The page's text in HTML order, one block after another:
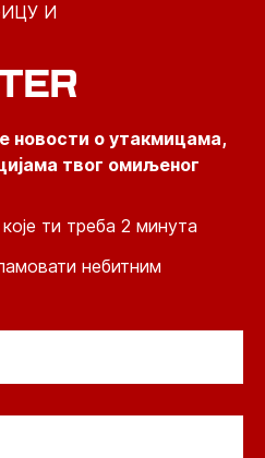
И
новости о утакмицама,
твог омиљеног
ти треба 2 минута
небитним